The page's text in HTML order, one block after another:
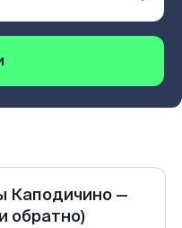
Каподичино —
обратно)